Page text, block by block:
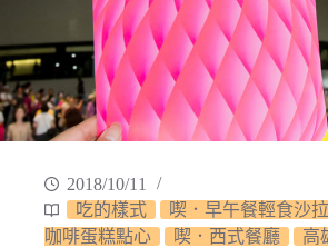
2018/10/11
吃的樣式
喫．早午餐輕食沙拉
咖啡蛋糕點心
喫．西式餐廳 高